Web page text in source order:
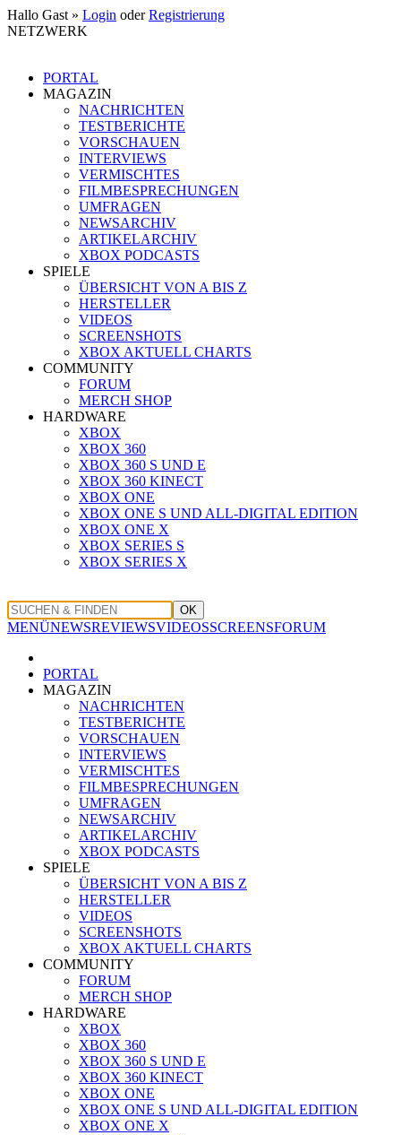
Hallo Gast » Login oderRegistrierung
NETZWERK
PORTAL
MAGAZIN
NACHRICHTEN
TESTBERICHTE
VORSCHAUEN
INTERVIEWS
VERMISCHTES
FILMBESPRECHUNGEN
UMFRAGEN
NEWSARCHIV
ARTIKELARCHIV
XBOX PODCASTS
SPIELE
ÜBERSICHT VON A BIS Z
HERSTELLER
VIDEOS
SCREENSHOTS
XBOX AKTUELL CHARTS
COMMUNITY
FORUM
MERCH SHOP
HARDWARE
XBOX
XBOX 360
XBOX 360 S UND E
XBOX 360 KINECT
XBOX ONE
XBOX ONE S UND ALL-DIGITAL EDITION
XBOX ONE X
XBOX SERIES S
XBOX SERIES X
OK
MENÜNEWSREVIEWSVIDEOSSCREENSFORUM
PORTAL
MAGAZIN
NACHRICHTEN
TESTBERICHTE
VORSCHAUEN
INTERVIEWS
VERMISCHTES
FILMBESPRECHUNGEN
UMFRAGEN
NEWSARCHIV
ARTIKELARCHIV
XBOX PODCASTS
SPIELE
ÜBERSICHT VON A BIS Z
HERSTELLER
VIDEOS
SCREENSHOTS
XBOX AKTUELL CHARTS
COMMUNITY
FORUM
MERCH SHOP
HARDWARE
XBOX
XBOX 360
XBOX 360 S UND E
XBOX 360 KINECT
XBOX ONE
XBOX ONE S UND ALL-DIGITAL EDITION
XBOX ONE X